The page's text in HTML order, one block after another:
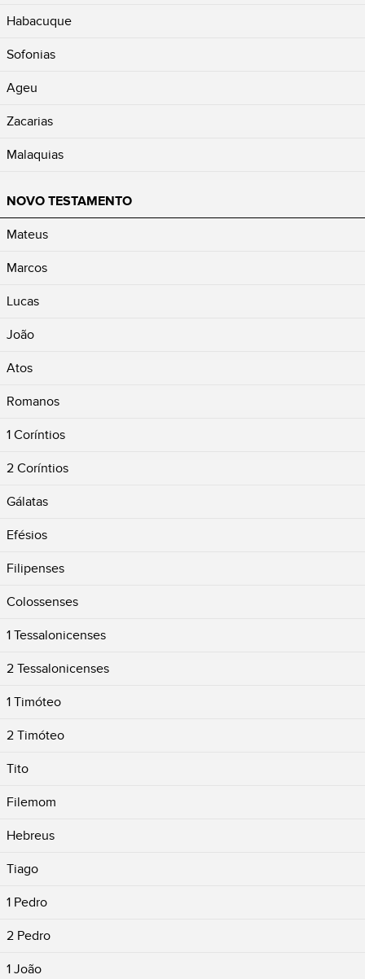
Habacuque
Sofonias
Ageu
Zacarias
Malaquias
NOVO TESTAMENTO
Mateus
Marcos
Lucas
João
Atos
Romanos
1 Coríntios
2 Coríntios
Gálatas
Efésios
Filipenses
Colossenses
1 Tessalonicenses
2 Tessalonicenses
1 Timóteo
2 Timóteo
Tito
Filemom
Hebreus
Tiago
1 Pedro
2 Pedro
1 João